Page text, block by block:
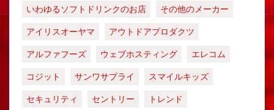
いわゆるソフトドリンクのお店
その他のメーカー
アイリスオーヤマ
アウトドアプロダクツ
アルファフーズ
ウェブホスティング
エレコム
コジット
サンワサプライ
スマイルキッズ
セキュリティ
セントリー
トレンド